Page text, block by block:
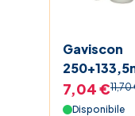
Gaviscon
Menta
Stomaco 24
7,04 €11,70
Disponibile